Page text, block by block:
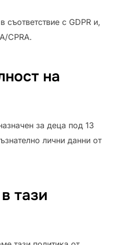
съответствие с GDPR и,
CPRA.
на
за деца под 13
лични данни от
тази